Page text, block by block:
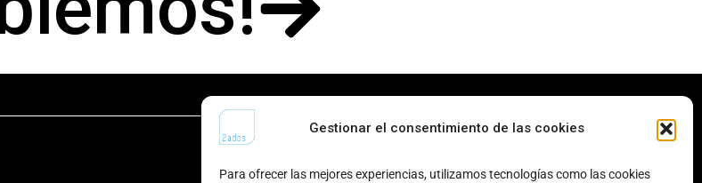
Gestionar el consentimiento de las cookies
Para ofrecer las mejores experiencias, utilizamos tecnologías como las cookies